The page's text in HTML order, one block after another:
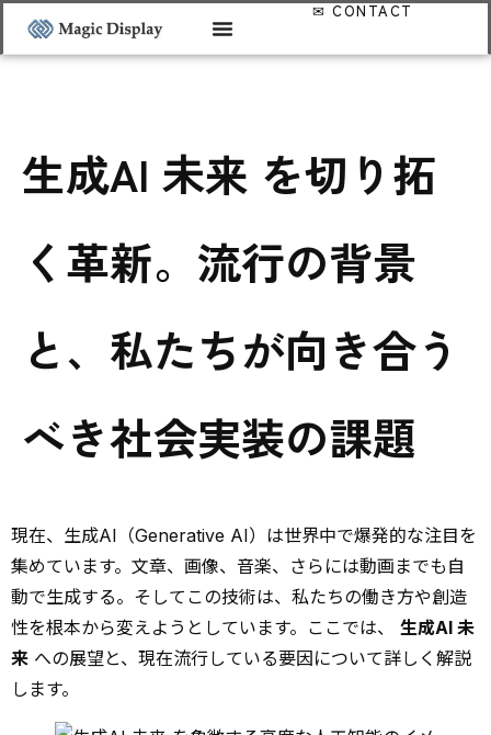
生成AI 未来 を切り拓
く革新。流行の背景
と、私たちが向き合う
べき社会実装の課題
現在、生成AI（Generative AI）は世界中で爆発的な注目を
集めています。文章、画像、音楽、さらには動画までも自
動で生成する。そしてこの技術は、私たちの働き方や創造
性を根本から変えようとしています。ここでは、 生成AI 未
来 への展望と、現在流行している要因について詳しく解説
します。